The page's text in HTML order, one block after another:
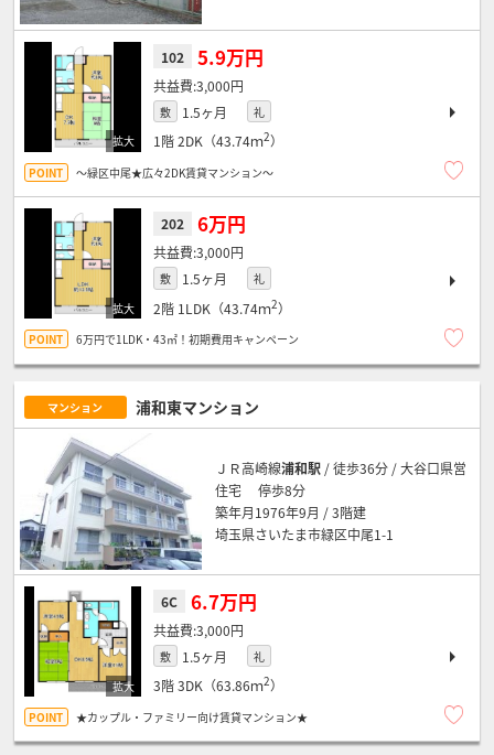
102 5.9万円
3,000円
敷 1.5ヶ月 礼
1階2DK（43.74ｍ2）
～緑区中尾★広々2DK賃貸マンション～
202 6万円
3,000円
敷 1.5ヶ月 礼
2階 1LDK（43.74ｍ2）
6万円で1LDK・43㎡！初期費用キャンペーン
マンション 浦和東マンション
ＪＲ高崎線浦和駅 / 徒歩36分 / 大谷口県営
住宅 停歩8分
築年月1976年9月 / 3階建
埼玉県さいたま市緑区中尾1-1
6C 6.7万円
3,000円
敷 1.5ヶ月 礼
3階3DK（63.86ｍ2）
★カップル・ファミリー向け賃貸マンション★